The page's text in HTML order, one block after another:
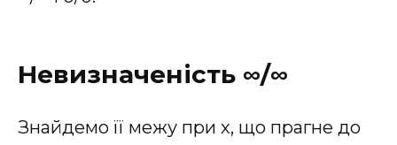
Невизначеність ∞/∞
Знайдемо її межу при x, що прагне до